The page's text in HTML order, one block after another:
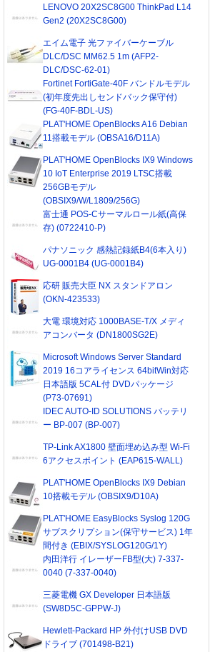
LENOVO 20X2SC8G00 ThinkPad L14
Gen2 (20X2SC8G00)
エイム電子 光ファイバーケーブル
DLC/DSC MM62.5 1m (AFP2-
DLC/DSC-62-01)
Fortinet FortiGate-40F バンドルモデル
(初年度先出しセンドバック保守付)
(FG-40F-BDL-US)
PLAT'HOME OpenBlocks A16 Debian
11搭載モデル (OBSA16/D11A)
PLAT'HOME OpenBlocks IX9 Windows
10 IoT Enterprise 2019 LTSC搭載
256GBモデル
(OBSIX9/W/L1809/256G)
富士通 POS-Cサーマルロール紙(高保
存) (0722410-P)
パナソニック 感熱記録紙B4(6本入り)
UG-0001B4 (UG-0001B4)
応研 販売大臣 NX スタンドアロン
(OKN-423533)
大電 環境対応 1000BASE-T/X メディ
アコンバータ (DN1800SG2E)
Microsoft Windows Server Standard
2019 16コアライセンス 64bitWin対応
日本語版 5CAL付 DVDパッケージ
(P73-07691)
IDEC AUTO-ID SOLUTIONS バッテリ
ー BP-007 (BP-007)
TP-Link AX1800 壁面埋め込み型 Wi-Fi
6アクセスポイント (EAP615-WALL)
PLAT'HOME OpenBlocks IX9 Debian
10搭載モデル (OBSIX9/D10A)
PLAT'HOME EasyBlocks Syslog 120G
サブスクリプション(保守サービス) 1年
間付き (EBIX/SYSLOG120G/1Y)
内田洋行 イレーザーFB型(大) 7-337-
0040 (7-337-0040)
三菱電機 GX Developer 日本語版
(SW8D5C-GPPW-J)
Hewlett-Packard HP 外付けUSB DVD
ドライブ (701498-B21)